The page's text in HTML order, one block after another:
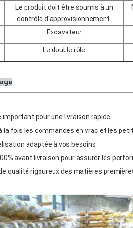
Le produit doit être soumis à un
contrôle d'approvisionnement.
Excavateur
Le double rôle
important pour une livraison rapide
la fois les commandes en vrac et les
adaptée à vos besoins
avant livraison pour assurer les
qualité rigoureux des matières